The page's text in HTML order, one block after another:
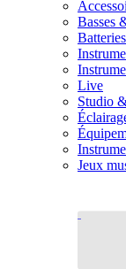
Basses
Live
Studio
Jeux